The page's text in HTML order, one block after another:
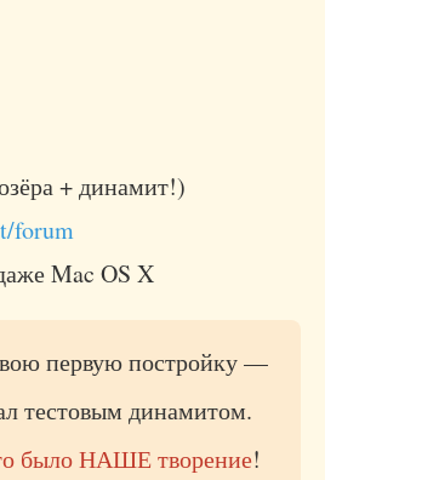
+ динамит!)
forum
Mac OS X
первую постройку —
тестовым динамитом.
было НАШЕ творение!